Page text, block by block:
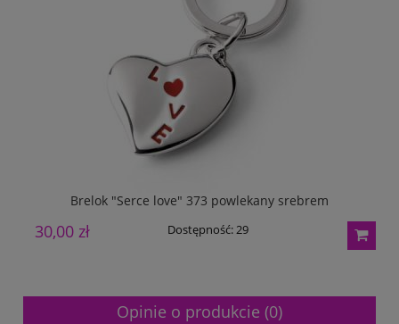
Brelok "Serce love" 373 powlekany srebrem
30,00 zł Dostępność:29
Opinie o produkcie (0)